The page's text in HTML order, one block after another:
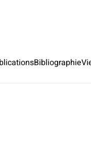
Bibliographie